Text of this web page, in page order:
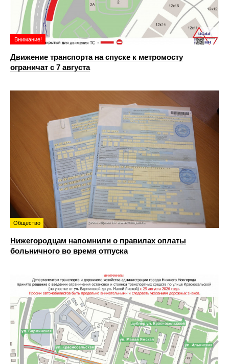
Внимание!
Движение транспорта на спуске к метромосту
ограничат с 7 августа
Общество
Нижегородцам напомнили о правилах оплаты
больничного во время отпуска